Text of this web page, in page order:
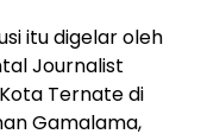
itu digelar oleh
Journalist
Ternate di
Gamalama,